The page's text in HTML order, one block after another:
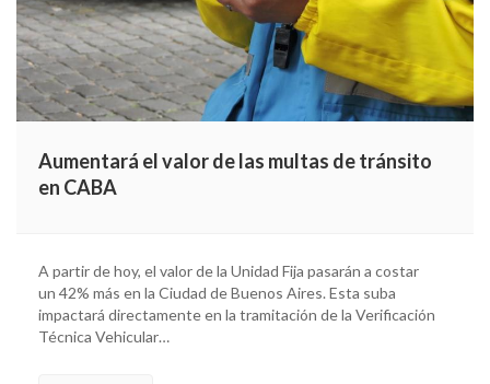
Aumentará el valor de las multas de tránsito
en CABA
A partir de hoy, el valor de la Unidad Fija pasarán a costar
un 42% más en la Ciudad de Buenos Aires. Esta suba
impactará directamente en la tramitación de la Verificación
Técnica Vehicular…